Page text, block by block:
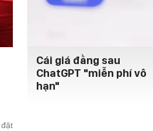
Cái giá đằng sau
ChatGPT "miễn phí vô
hạn"